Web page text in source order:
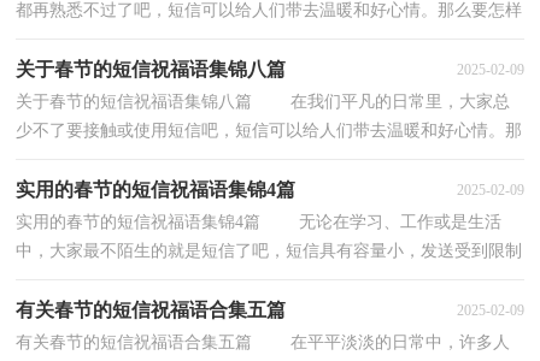
都再熟悉不过了吧，短信可以给人们带去温暖和好心情。那么要怎样
关于春节的短信祝福语集锦八篇 2025-02-09
关于春节的短信祝福语集锦八篇 在我们平凡的日常里，大家总
少不了要接触或使用短信吧，短信可以给人们带去温暖和好心情。那
实用的春节的短信祝福语集锦4篇 2025-02-09
实用的春节的短信祝福语集锦4篇 无论在学习、工作或是生活
中，大家最不陌生的就是短信了吧，短信具有容量小，发送受到限制
有关春节的短信祝福语合集五篇 2025-02-09
有关春节的短信祝福语合集五篇 在平平淡淡的日常中，许多人